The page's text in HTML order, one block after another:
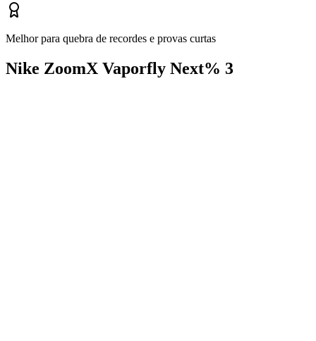
Melhor para quebra de recordes e provas curtas
Nike ZoomX Vaporfly Next% 3